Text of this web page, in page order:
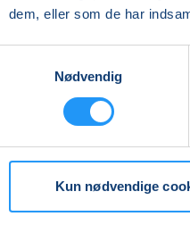
dem, eller som de har
Nødvendig
Kun nødvendige
Du får
lære at
Med
mht.
vigtigt,